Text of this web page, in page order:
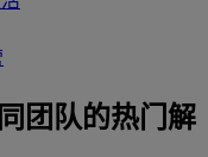
团队的热门解